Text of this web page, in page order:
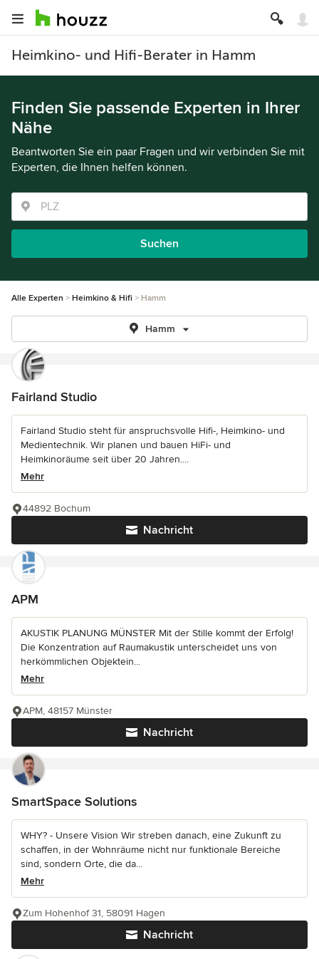
Heimkino- und Hifi-Berater in Hamm
Finden Sie passende Experten in Ihrer
Nähe
Beantworten Sie ein paar Fragen und wir verbinden Sie mit
Experten, die Ihnen helfen können.
Suchen
Alle Experten Heimkino & Hifi Hamm
Hamm
Fairland Studio
Fairland Studio steht für anspruchsvolle Hifi-, Heimkino- und
Medientechnik. Wir planen und bauen HiFi- und
Heimkinoräume seit über 20 Jahren....
Mehr
Nachricht
44892 Bochum
APM
AKUSTIK PLANUNG MÜNSTER Mit der Stille kommt der Erfolg!
Die Konzentration auf Raumakustik unterscheidet uns von
herkömmlichen Objektein...
Mehr
Nachricht
APM, 48157 Münster
SmartSpace Solutions
WHY? - Unsere Vision Wir streben danach, eine Zukunft zu
schaffen, in der Wohnräume nicht nur funktionale Bereiche
sind, sondern Orte, die da...
Mehr
Nachricht
Zum Hohenhof 31, 58091 Hagen